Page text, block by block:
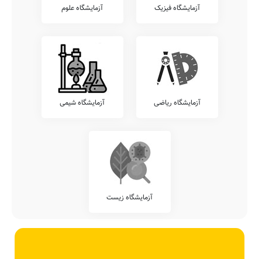
آزمایشگاه فیزیک آزمایشگاه علوم
آزمایشگاه ریاضی آزمایشگاه شیمی
آزمایشگاه زیست